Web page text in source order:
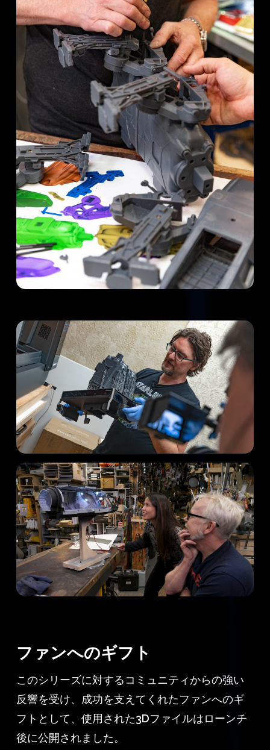
ファンへのギフト
このシリーズに対するコミュニティからの強い
反響を受け、成功を支えてくれたファンへのギ
フトとして、使用された3Dファイルはローンチ
後に公開されました。